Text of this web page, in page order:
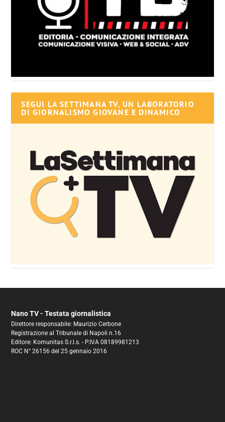
SEGUI LA SETTIMANA TV, UN LABORATORIO
DI GIORNALISMO GIOVANE E DINAMICO
Nano TV - Testata giornalistica
Direttore responsabile: Maurizio Cerbone
Registrazione al Tribunale di Napoli n.16
Editore: Komunitas S.r.l.s. - P.IVA 08189981213
ROC N° 26156 del 25 gennaio 2016